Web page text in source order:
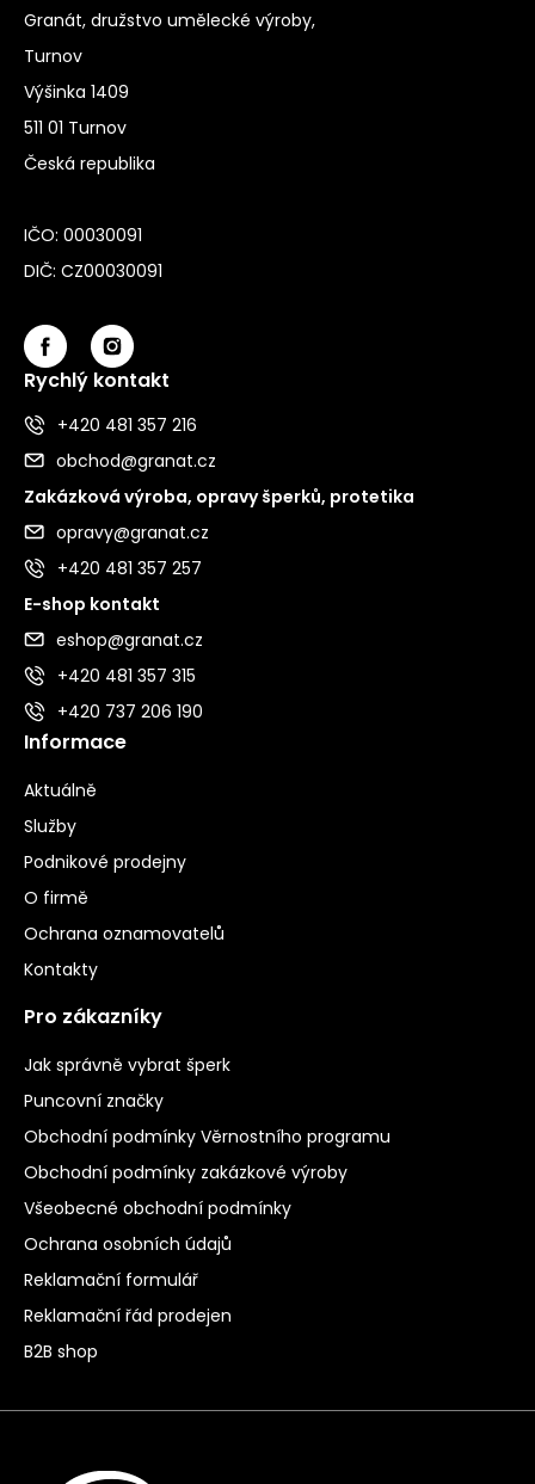
Granát, družstvo umělecké výroby,
Turnov
Výšinka 1409
511 01 Turnov
Česká republika
IČO: 00030091
DIČ: CZ00030091
Rychlý kontakt
+420 481 357 216
obchod@granat.cz
Zakázková výroba, opravy šperků, protetika
opravy@granat.cz
+420 481 357 257
E-shop kontakt
eshop@granat.cz
+420 481 357 315
+420 737 206 190
Informace
Aktuálně
Služby
Podnikové prodejny
O firmě
Ochrana oznamovatelů
Kontakty
Pro zákazníky
Jak správně vybrat šperk
Puncovní značky
Obchodní podmínky Věrnostního programu
Obchodní podmínky zakázkové výroby
Všeobecné obchodní podmínky
Ochrana osobních údajů
Reklamační formulář
Reklamační řád prodejen
B2B shop